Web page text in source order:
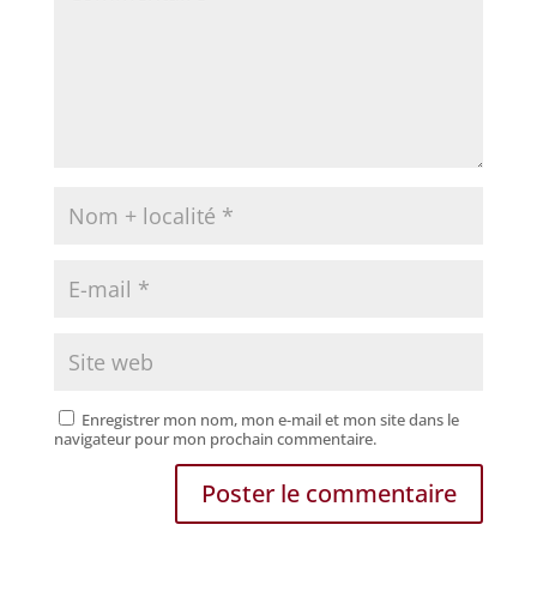
Enregistrer mon nom, mon e-mail et mon site dans le
navigateur pour mon prochain commentaire.